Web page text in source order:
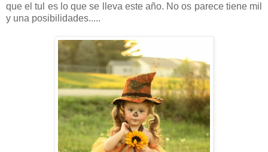
que el tul es lo que se lleva este año. No os parece tiene mil
y una posibilidades.....